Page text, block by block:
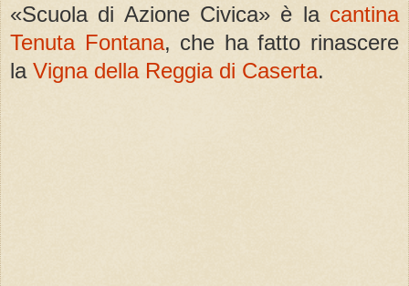
«Scuola di Azione Civica» è la cantina
Tenuta Fontana, che ha fatto rinascere
la Vigna della Reggia di Caserta.